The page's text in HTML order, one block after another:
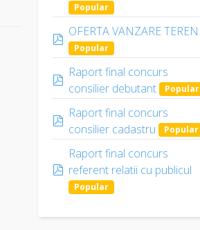
Popular
pdf
OFERTA VANZARE TEREN
Popular
pdf
Raport final concurs
consilier debutant
Popular
pdf
Raport final concurs
consilier cadastru
Popular
pdf
Raport final concurs
referent relatii cu publicul
Popular